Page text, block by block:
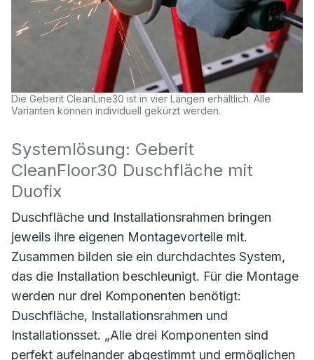
Die Geberit CleanLine30 ist in vier Längen erhältlich. Alle
Varianten können individuell gekürzt werden.
Systemlösung: Geberit
CleanFloor30 Duschfläche mit
Duofix
Duschfläche und Installationsrahmen bringen
jeweils ihre eigenen Montagevorteile mit.
Zusammen bilden sie ein durchdachtes System,
das die Installation beschleunigt. Für die Montage
werden nur drei Komponenten benötigt:
Duschfläche, Installationsrahmen und
Installationsset. „Alle drei Komponenten sind
perfekt aufeinander abgestimmt und ermöglichen